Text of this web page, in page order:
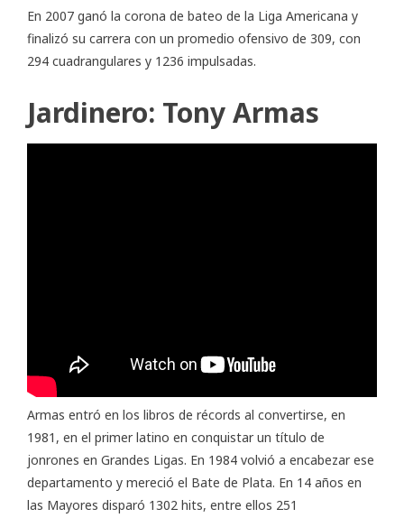
En 2007 ganó la corona de bateo de la Liga Americana y
finalizó su carrera con un promedio ofensivo de 309, con
294 cuadrangulares y 1236 impulsadas.
Jardinero: Tony Armas
Armas entró en los libros de récords al convertirse, en
1981, en el primer latino en conquistar un título de
jonrones en Grandes Ligas. En 1984 volvió a encabezar ese
departamento y mereció el Bate de Plata. En 14 años en
las Mayores disparó 1302 hits, entre ellos 251